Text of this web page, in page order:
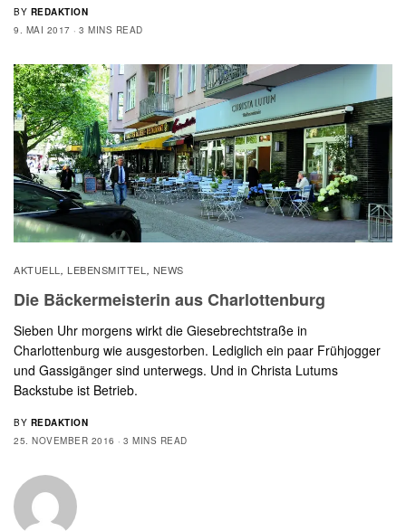
BY REDAKTION
9. MAI 2017
3 MINS READ
AKTUELL, LEBENSMITTEL, NEWS
Die Bäckermeisterin aus Charlottenburg
Sieben Uhr morgens wirkt die Giesebrechtstraße in
Charlottenburg wie ausgestorben. Lediglich ein paar Frühjogger
und Gassigänger sind unterwegs. Und in Christa Lutums
Backstube ist Betrieb.
BY REDAKTION
25. NOVEMBER 2016
3 MINS READ